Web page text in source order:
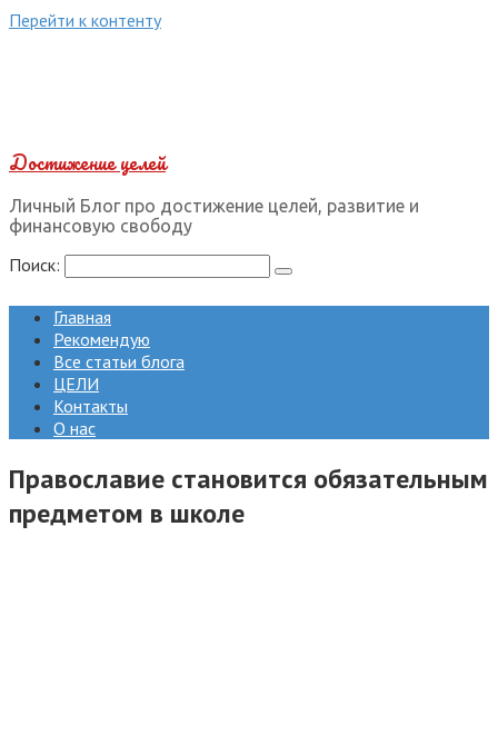
Перейти к контенту
Достижение целей
Личный Блог про достижение целей, развитие и
финансовую свободу
Поиск:
Главная
Рекомендую
Все статьи блога
ЦЕЛИ
Контакты
О нас
Православие становится обязательным
предметом в школе